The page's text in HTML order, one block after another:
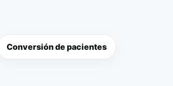
Conversión de pacientes